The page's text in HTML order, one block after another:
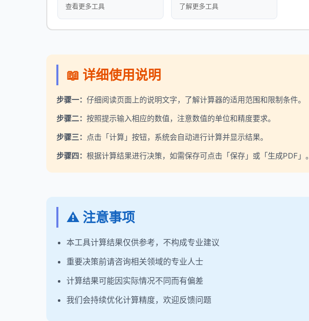
查看更多工具 了解更多工具
📖 详细使用说明
步骤一： 仔细阅读页面上的说明文字，了解计算器的适用范围和限制条件。
步骤二： 按照提示输入相应的数值，注意数值的单位和精度要求。
步骤三： 点击「计算」按钮，系统会自动进行计算并显示结果。
步骤四： 根据计算结果进行决策，如需保存可点击「保存」或「生成PDF」。
⚠️ 注意事项
本工具计算结果仅供参考，不构成专业建议
重要决策前请咨询相关领域的专业人士
计算结果可能因实际情况不同而有偏差
我们会持续优化计算精度，欢迎反馈问题